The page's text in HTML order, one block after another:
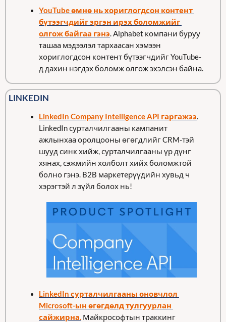
YouTube өмнө нь хориглогдсон контент
бүтээгчдийг эргэн ирэх боломжийг
олгож байгаа гэнэ. Alphabet компани буруу
ташаа мэдээлэл тархаасан хэмээн
хориглогдсон контент бүтээгчдийг YouTube-
LINKEDIN
LinkedIn Company Intelligence API гаргажээ.
LinkedIn сурталчилгааны кампанит
ажлынхаа оролцооны өгөгдлийг CRM-тэй
шууд синк хийж, сурталчилгааны үр дүнг
хянах, сэжмийн холболт хийх боломжтой
болно гэнэ. B2B маркетерүүдийн хувьд ч
хэрэгтэй л зүйл болох нь!
LinkedIn сурталчилгааны оновчлол
Microsoft-ын өгөгдөлд тулгуурлан
сайжирна. Майкрософтын траккинг